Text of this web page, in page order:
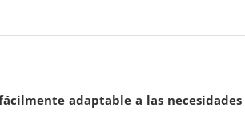
adaptable a las